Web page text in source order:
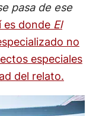
pasa de ese
es donde El
no
especiales
del relato.